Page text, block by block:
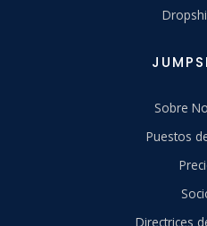
Sobre
Puestos
Directrices